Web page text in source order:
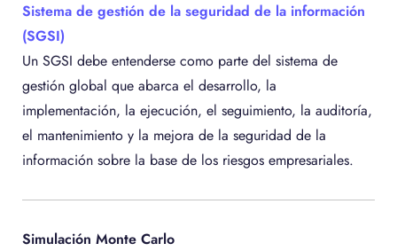
Sistema de gestión de la seguridad de la información
(SGSI)
Un SGSI debe entenderse como parte del sistema de
gestión global que abarca el desarrollo, la
implementación, la ejecución, el seguimiento, la auditoría,
el mantenimiento y la mejora de la seguridad de la
información sobre la base de los riesgos empresariales.
Simulación Monte Carlo